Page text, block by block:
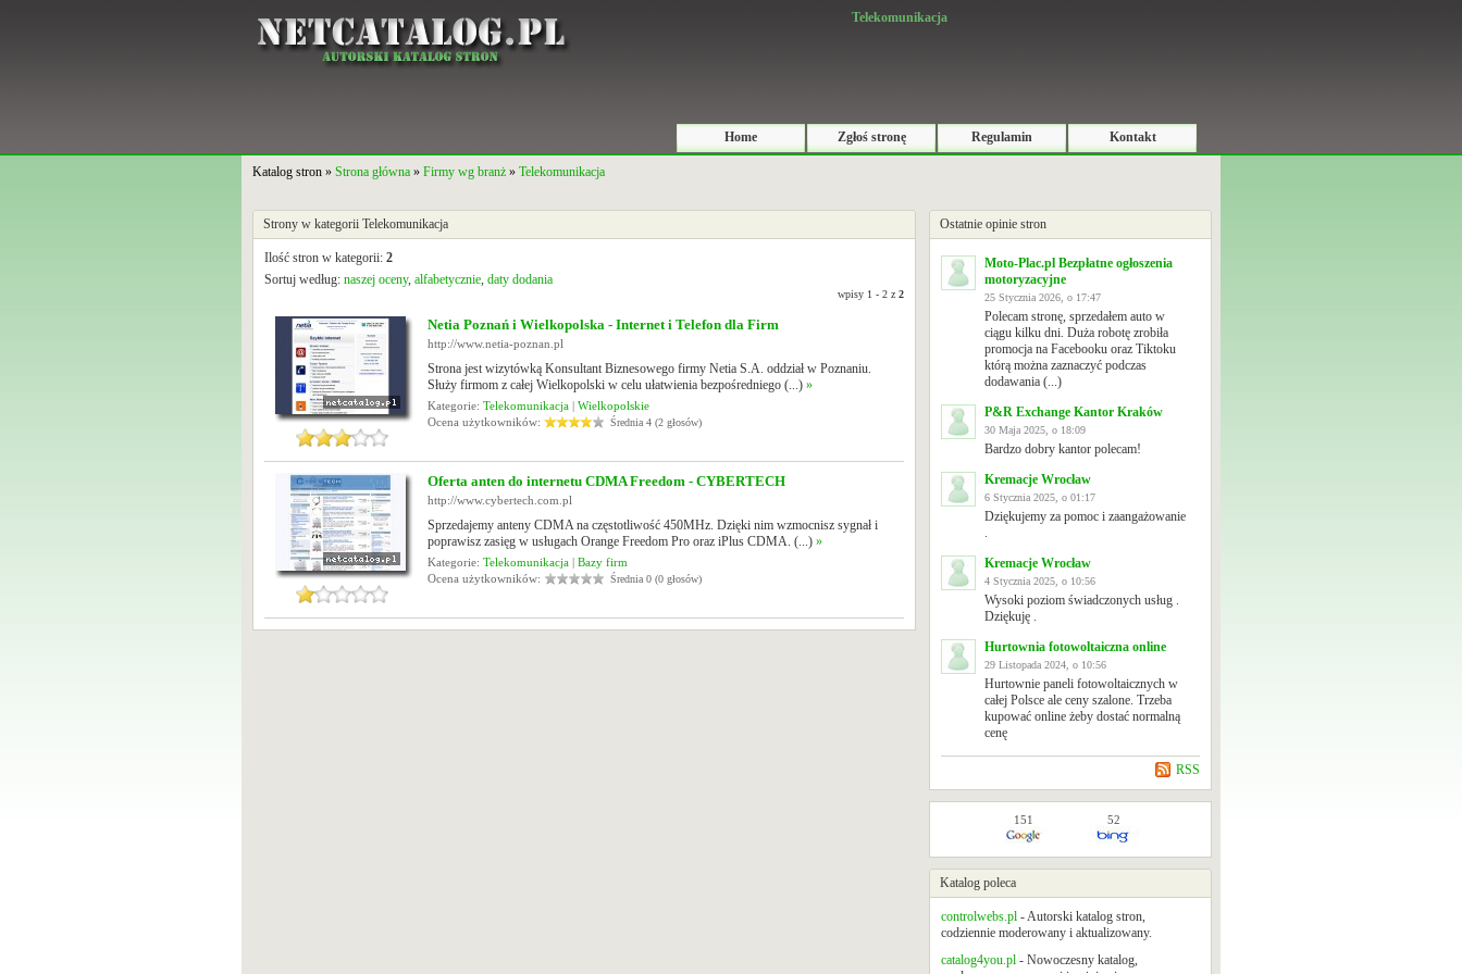
Telekomunikacja
Home Zgłoś stronę Regulamin Kontakt
Katalog stron » Strona główna » Firmy wg branż » Telekomunikacja
Strony w kategorii Telekomunikacja
Ilość stron w kategorii: 2
Sortuj według: naszej oceny, alfabetycznie, daty dodania
wpisy 1 - 2 z 2
Netia Poznań i Wielkopolska - Internet i Telefon dla Firm
http://www.netia-poznan.pl
Strona jest wizytówką Konsultant Biznesowego firmy Netia S.A. oddział w Poznaniu.
Służy firmom z całej Wielkopolski w celu ułatwienia bezpośredniego (...) »
Kategorie: Telekomunikacja | Wielkopolskie
Ocena użytkowników:
Średnia 4 (2 głosów)
Oferta anten do internetu CDMA Freedom - CYBERTECH
http://www.cybertech.com.pl
Sprzedajemy anteny CDMA na częstotliwość 450MHz. Dzięki nim wzmocnisz sygnał i
poprawisz zasięg w usługach Orange Freedom Pro oraz iPlus CDMA. (...) »
Kategorie: Telekomunikacja | Bazy firm
Ocena użytkowników:
Średnia 0 (0 głosów)
Ostatnie opinie stron
Moto-Plac.pl Bezpłatne ogłoszenia
motoryzacyjne
25 Stycznia 2026, o 17:47
Polecam stronę, sprzedałem auto w
ciągu kilku dni. Duża robotę zrobiła
promocja na Facebooku oraz Tiktoku
którą można zaznaczyć podczas
dodawania (...)
P&R Exchange Kantor Kraków
30 Maja 2025, o 18:09
Bardzo dobry kantor polecam!
Kremacje Wrocław
6 Stycznia 2025, o 01:17
Dziękujemy za pomoc i zaangażowanie
.
Kremacje Wrocław
4 Stycznia 2025, o 10:56
Wysoki poziom świadczonych usług .
Dziękuję .
Hurtownia fotowoltaiczna online
29 Listopada 2024, o 10:56
Hurtownie paneli fotowoltaicznych w
całej Polsce ale ceny szalone. Trzeba
kupować online żeby dostać normalną
cenę
RSS
151 52
Katalog poleca
controlwebs.pl - Autorski katalog stron,
codziennie moderowany i aktualizowany.
catalog4you.pl - Nowoczesny katalog,